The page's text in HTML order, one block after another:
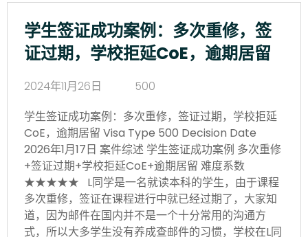
学生签证成功案例：多次重修，签
证过期，学校拒延CoE，逾期居留
2024年11月26日
500
学生签证成功案例：多次重修，签证过期，学校拒延
CoE，逾期居留 Visa Type 500 Decision Date
2026年1月17日 案件综述 学生签证成功案例 多次重修
+签证过期+学校拒延CoE+逾期居留 难度系数
★★★★★ L同学是一名就读本科的学生，由于课程
多次重修，签证在课程进行中就已经过期了，大家知
道，因为邮件在国内并不是一个十分常用的沟通方
式，所以大多学生没有养成查邮件的习惯，学校在L同